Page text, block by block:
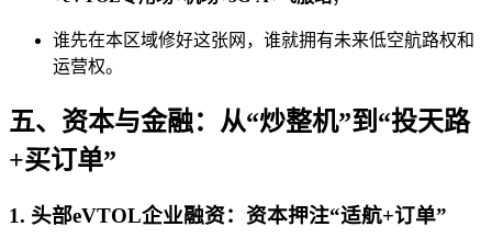
谁先在本区域修好这张网，谁就拥有未来低空航路权和
运营权。
五、资本与金融：从“炒整机”到“投天路
+买订单”
1. 头部eVTOL企业融资：资本押注“适航+订单”